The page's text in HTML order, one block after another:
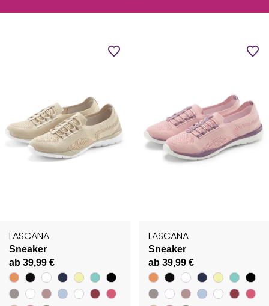
LASCANA
Sneaker
ab 39,99 €
LASCANA
Sneaker
ab 39,99 €